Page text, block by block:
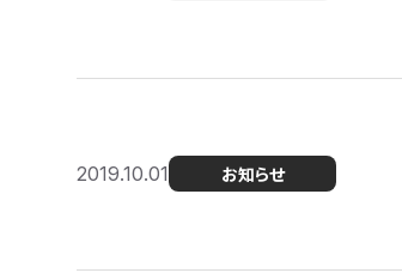
2019.10.01 お知らせ